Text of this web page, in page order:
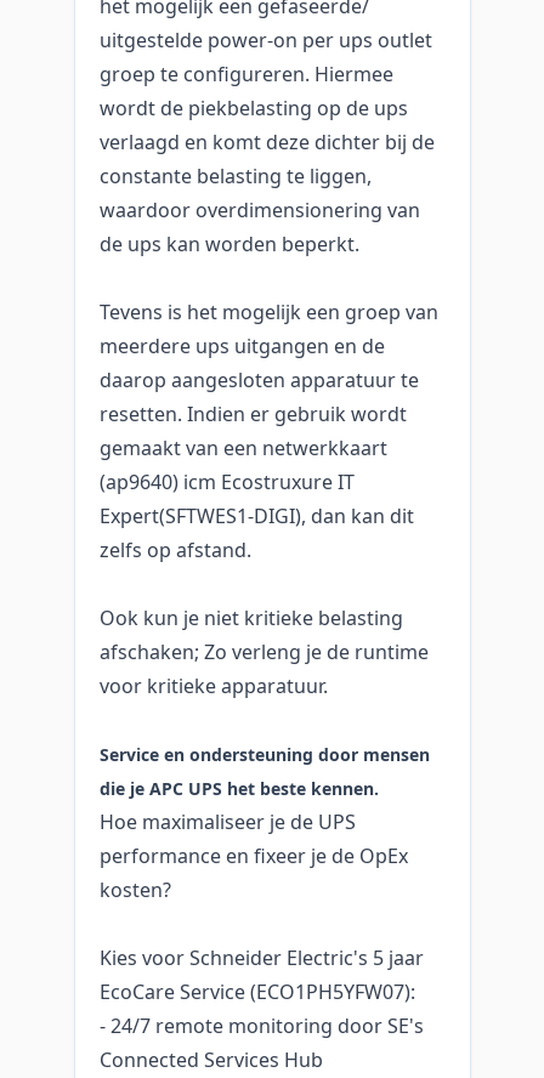
het mogelijk een gefaseerde/
uitgestelde power-on per ups outlet
groep te configureren. Hiermee
wordt de piekbelasting op de ups
verlaagd en komt deze dichter bij de
constante belasting te liggen,
waardoor overdimensionering van
de ups kan worden beperkt.
Tevens is het mogelijk een groep van
meerdere ups uitgangen en de
daarop aangesloten apparatuur te
resetten. Indien er gebruik wordt
gemaakt van een netwerkkaart
(ap9640) icm Ecostruxure IT
Expert(SFTWES1-DIGI), dan kan dit
zelfs op afstand.
Ook kun je niet kritieke belasting
afschaken; Zo verleng je de runtime
voor kritieke apparatuur.
Service en ondersteuning door mensen
die je APC UPS het beste kennen.
Hoe maximaliseer je de UPS
performance en fixeer je de OpEx
kosten?
Kies voor Schneider Electric's 5 jaar
EcoCare Service (ECO1PH5YFW07):
- 24/7 remote monitoring door SE's
Connected Services Hub